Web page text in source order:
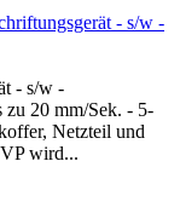
- s/w -
20 mm/Sek. - 5-
Netzteil und
wird...